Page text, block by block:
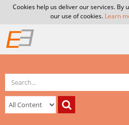
Cookies help us deliver our services. By
our use of cookies. Learn